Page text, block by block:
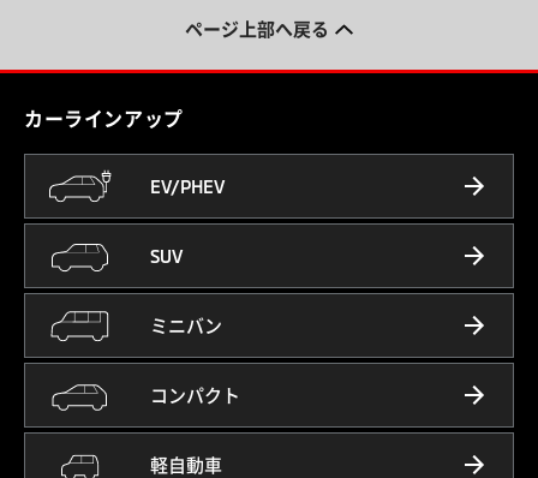
ページ上部へ戻る
カーラインアップ
EV/PHEV
SUV
ミニバン
コンパクト
軽自動車